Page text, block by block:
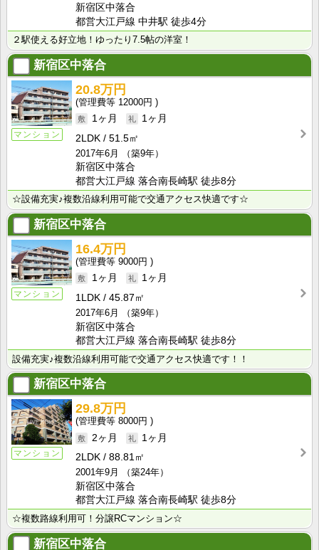
新宿区中落合
都営大江戸線 中井駅 徒歩4分
２駅使える好立地！ゆったり7.5帖の洋室！
新宿区中落合
マンション
20.8万円
12000円
1ヶ月
1ヶ月
2LDK
51.5㎡
2017年6月
（築9年）
新宿区中落合
都営大江戸線 落合南長崎駅 徒歩8分
☆設備充実♪複数沿線利用可能で交通アクセス快適です☆
新宿区中落合
マンション
16.4万円
9000円
1ヶ月
1ヶ月
1LDK
45.87㎡
2017年6月
（築9年）
新宿区中落合
都営大江戸線 落合南長崎駅 徒歩8分
設備充実♪複数沿線利用可能で交通アクセス快適です！！
新宿区中落合
マンション
29.8万円
8000円
2ヶ月
1ヶ月
2LDK
88.81㎡
2001年9月
（築24年）
新宿区中落合
都営大江戸線 落合南長崎駅 徒歩8分
☆複数路線利用可！分譲RCマンション☆
新宿区中落合